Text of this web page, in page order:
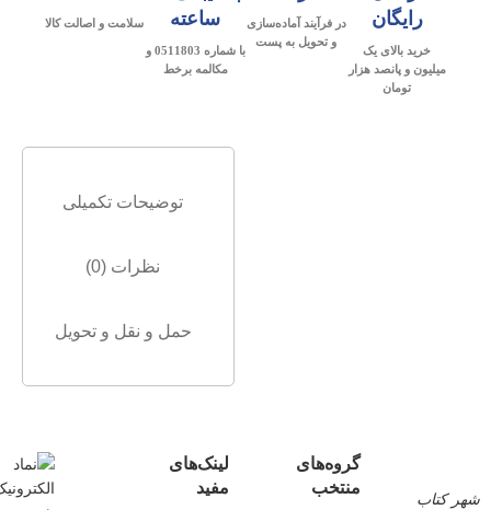
رایگان
خرید بالای یک
میلیون و پانصد هزار
تومان
در فرآیند آماده‌سازی
و تحویل به پست
ساعته
با شماره 0511803 و
مکالمه برخط
سلامت و اصالت کالا
توضیحات تکمیلی
نظرات (0)
حمل و نقل و تحویل
شهر کتاب
گروه‌های
منتخب
لینک‌های
مفید